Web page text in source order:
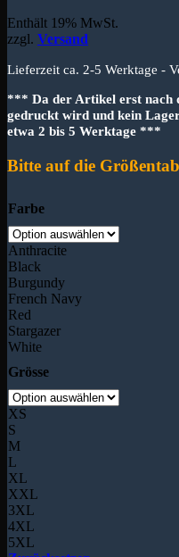
Enthält 19% MwSt.
zzgl. Versand
Lieferzeit ca. 2-5 Werktage -
*** Da der Artikel erst nach
gedruckt wird und kein
etwa 2 bis 5 Werktage ***
Bitte auf die
Farbe
Anthracite
Black
Burgundy
French Navy
Red
Stargazer
White
Grösse
XS
S
M
L
XL
XXL
3XL
4XL
5XL